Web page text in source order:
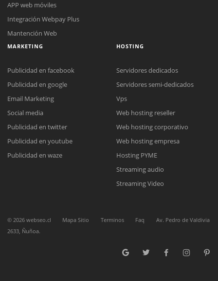
Reunión online
Nuestros ejecutivos le enviarán un correo electrónico con el enlace a
Cotización
Complete el formulario y nos contactaremos a la brevedad.
Chat Online
Todos nuestros ejecutivos están fuera de línea. Complete el formulario
para enviarnos un correo electrónico con sus datos personales.
APP web móviles
Integración Webpay Plus
Mantención Web
MARKETING
Publicidad en facebook
Publicidad en google
Email Marketing
Social media
Publicidad en twitter
Publicidad en youtube
Publicidad en waze
HOSTING
Servidores dedicados
Servidores semi-dedicados
Vps
Web hosting reseller
Web hosting corporativo
Web hosting empresa
Hosting PYME
Streaming audio
Streaming Video
© 2026 webseo.cl Mapa Sitio Terminos Faq
Av. Pedro de Valdivia
2633, Ñuñoa.